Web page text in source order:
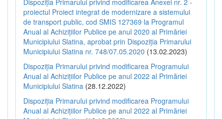
proiectul Proiect integrat de modernizare a sistemului
de transport public, cod SMIS 127369 la Programul
Anual al Achizițiilor Publice pe anul 2020 al Primăriei
Municipiului Slatina, aprobat prin Dispoziția Primarului
Municipiului Slatina nr. 748/07.05.2020 (13.02.2023)
Dispoziția Primarului privind modificarea Programului
Anual al Achizițiilor Publice pe anul 2022 al Primăriei
Municipiului Slatina (28.12.2022)
Dispoziția Primarului privind modificarea Programului
Anual al Achizițiilor Publice pe anul 2022 al Primăriei